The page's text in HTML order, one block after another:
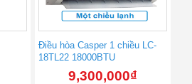
Điều hòa Casper 1 chiều LC-
18TL22 18000BTU
9,300,000₫